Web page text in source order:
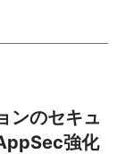
ンのセキュ
強化